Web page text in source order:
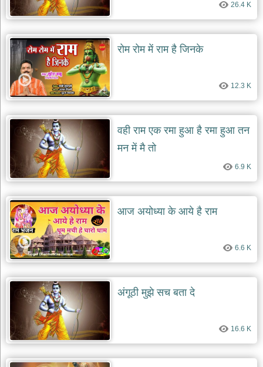
भजन
rani
dadi
bhajans
बावा
लाल
दयाल
भजन
bawa
lal
dayal
bhajans
देव
भजन
dev
bhajans
आज
का
भजन
bhajan
the
day
भजन
bhajans
26.4 K
रोम रोम में राम है जिनके
12.3 K
वही राम एक रमा हुआ है रमा हुआ तन
मन में मै तो
6.9 K
आज अयोध्या के आये है राम
6.6 K
अंगूठी मुझे सच बता दे
16.6 K